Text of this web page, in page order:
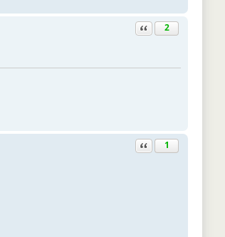
Ответить с цитатой
2
Ответить с цитатой
1